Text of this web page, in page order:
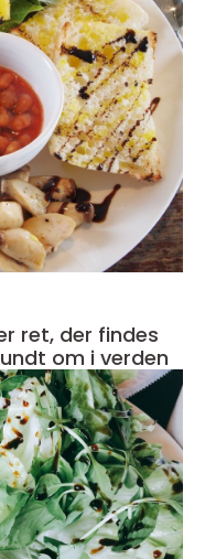
ret, der findes
om i verden